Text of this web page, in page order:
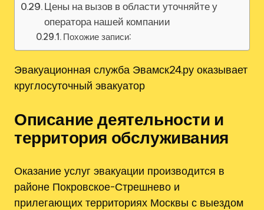
Цены на вызов в области уточняйте у
оператора нашей компании
Похожие записи:
Эвакуационная служба Эвамск24.ру оказывает
круглосуточный эвакуатор
Описание деятельности и
территория обслуживания
Оказание услуг эвакуации производится в
районе Покровское-Стрешнево и
прилегающих территориях Москвы с выездом